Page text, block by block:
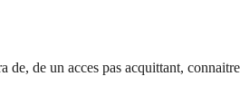
de un acces pas acquittant,